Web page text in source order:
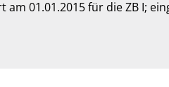
01.01.2015 für die ZB I;